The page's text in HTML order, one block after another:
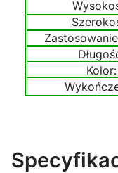
Kolor: